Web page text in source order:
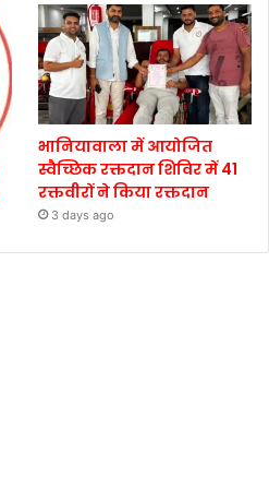
भानियावाला में आयोजित
स्वैच्छिक रक्तदान शिविर में 41
रक्तवीरों ने किया रक्तदान
3 days ago